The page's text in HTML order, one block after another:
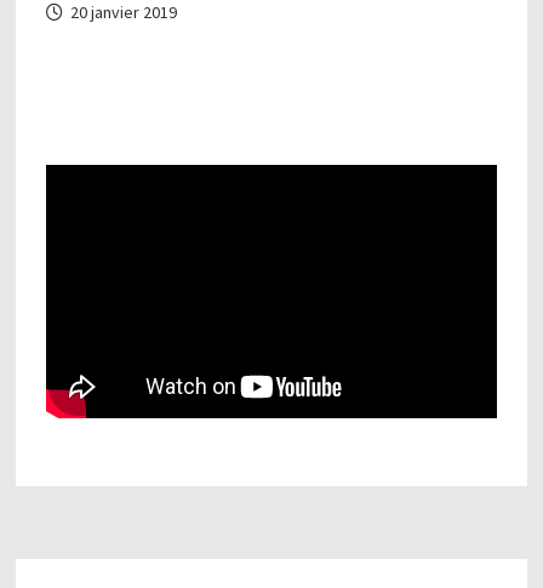
20 janvier 2019